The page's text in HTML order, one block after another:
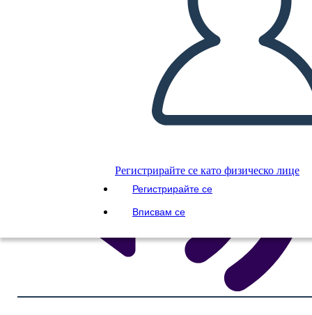
Регистрирайте се като физическо лице
Регистрирайте се
Вписвам се
ЧЕТИ МИ